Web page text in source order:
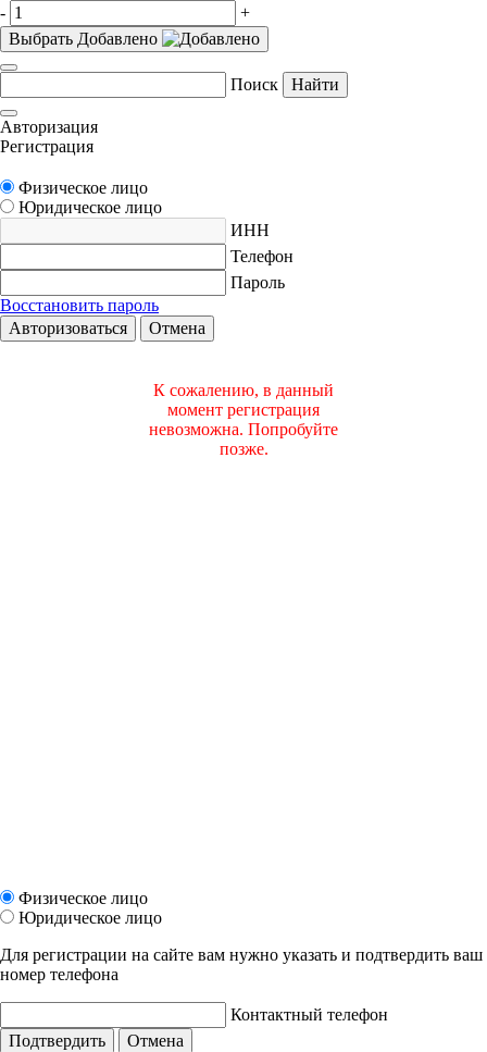
-
+
Выбрать Добавлено
Поиск Найти
Авторизация
Регистрация
Физическое лицо
Юридическое лицо
ИНН
Телефон
Пароль
Восстановить пароль
Авторизоваться
Отмена
К сожалению, в данный
момент регистрация
невозможна. Попробуйте
позже.
Физическое лицо
Юридическое лицо
Для регистрации на сайте вам нужно указать и подтвердить ваш
номер телефона
Контактный телефон
Подтвердить
Отмена